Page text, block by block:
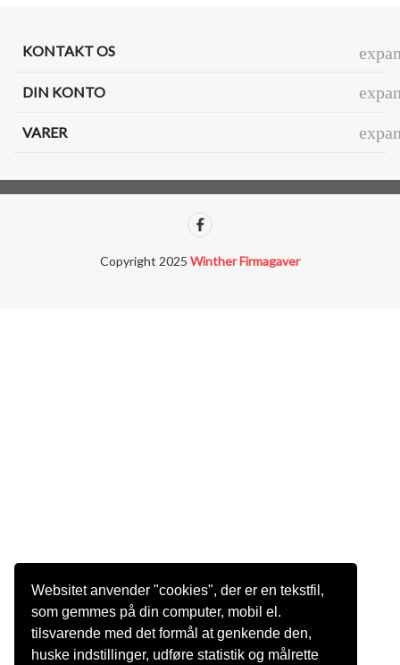
Websitet anvender "cookies", der er en tekstfil,
som gemmes på din computer, mobil el.
tilsvarende med det formål at genkende den,
huske indstillinger, udføre statistik og målrette
KONTAKT OS
DIN KONTO
VARER
Copyright 2025 Winther Firmagaver